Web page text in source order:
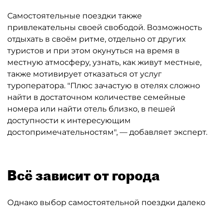
Самостоятельные поездки также
привлекательны своей свободой. Возможность
отдыхать в своём ритме, отдельно от других
туристов и при этом окунуться на время в
местную атмосферу, узнать, как живут местные,
также мотивирует отказаться от услуг
туроператора. "Плюс зачастую в отелях сложно
найти в достаточном количестве семейные
номера или найти отель близко, в пешей
доступности к интересующим
достопримечательностям", — добавляет эксперт.
Всё зависит от города
Однако выбор самостоятельной поездки далеко